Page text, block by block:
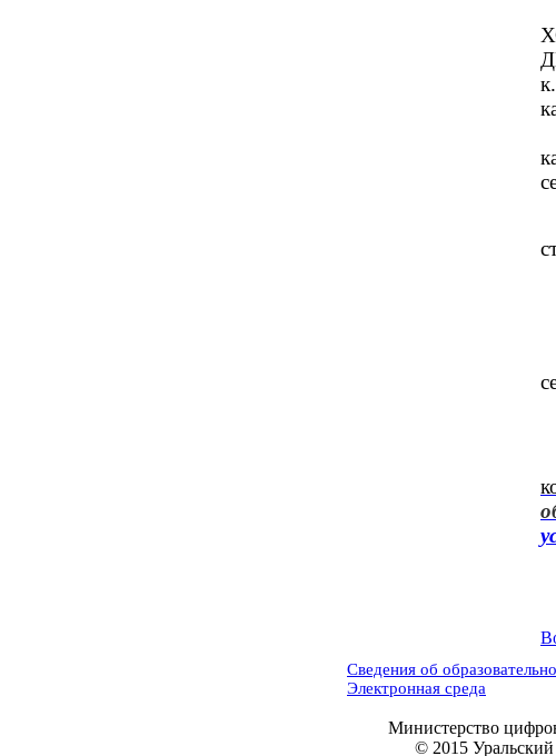
Сведения об
Электронная среда
Министерство
© 2015